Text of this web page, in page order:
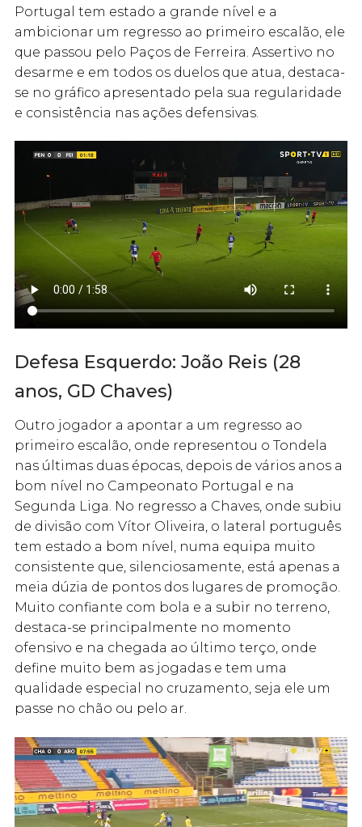
Portugal tem estado a grande nível e a
ambicionar um regresso ao primeiro escalão, ele
que passou pelo Paços de Ferreira. Assertivo no
desarme e em todos os duelos que atua, destaca-
se no gráfico apresentado pela sua regularidade
e consistência nas ações defensivas.
Defesa Esquerdo: João Reis (28
anos, GD Chaves)
Outro jogador a apontar a um regresso ao
primeiro escalão, onde representou o Tondela
nas últimas duas épocas, depois de vários anos a
bom nível no Campeonato Portugal e na
Segunda Liga. No regresso a Chaves, onde subiu
de divisão com Vítor Oliveira, o lateral português
tem estado a bom nível, numa equipa muito
consistente que, silenciosamente, está apenas a
meia dúzia de pontos dos lugares de promoção.
Muito confiante com bola e a subir no terreno,
destaca-se principalmente no momento
ofensivo e na chegada ao último terço, onde
define muito bem as jogadas e tem uma
qualidade especial no cruzamento, seja ele um
passe no chão ou pelo ar.